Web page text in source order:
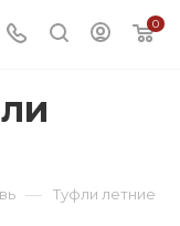
0
— Туфли летние